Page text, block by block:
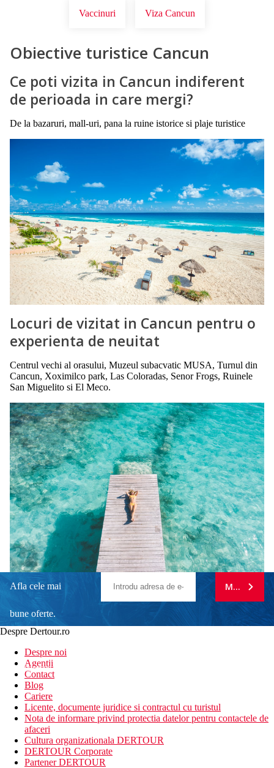
Vaccinuri Viza Cancun
Obiective turistice Cancun
Ce poti vizita in Cancun indiferent
de perioada in care mergi?
De la bazaruri, mall-uri, pana la ruine istorice si plaje turistice
Locuri de vizitat in Cancun pentru o
experienta de neuitat
Centrul vechi al orasului, Muzeul subacvatic MUSA, Turnul din
Cancun, Xoximilco park, Las Coloradas, Senor Frogs, Ruinele
San Miguelito si El Meco.
Afla cele mai
bune oferte.
newsletter!
MA
Despre Dertour.ro
Despre noi
Agentii
Contact
Blog
Cariere
Licente, documente juridice si contractul cu turistul
Nota de informare privind protectia datelor pentru contactele de
afaceri
Cultura organizationala DERTOUR
DERTOUR Corporate
Partener DERTOUR